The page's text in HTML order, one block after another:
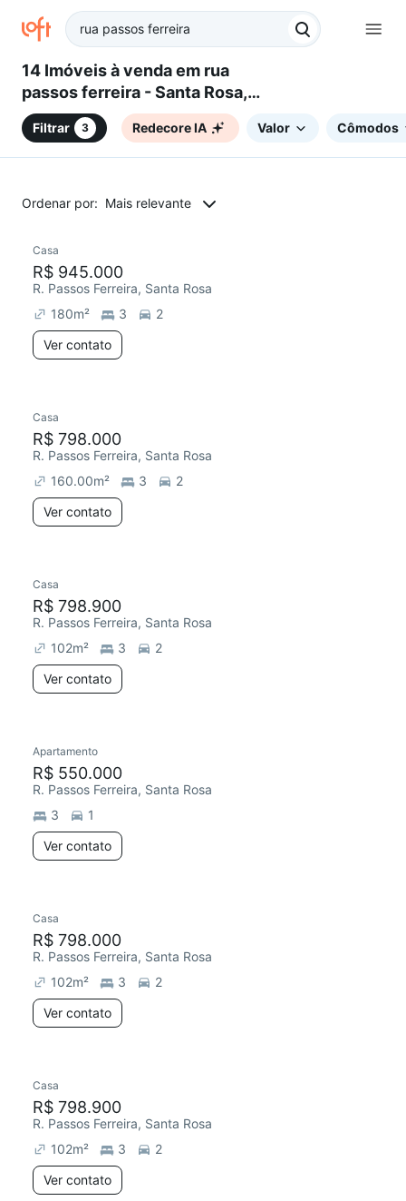
14 Imóveis à venda em rua
passos ferreira - Santa Rosa,
Belo Horizonte, MG
Filtrar 3 Redecore IA Valor Cômodos
Ordenar por: Mais relevante
Casa
R$ 945.000
R. Passos Ferreira, Santa Rosa
180m² 3
2
Ver contato
Casa
R$ 798.000
R. Passos Ferreira, Santa Rosa
160.00m² 3
2
Ver contato
Casa
R$ 798.900
R. Passos Ferreira, Santa Rosa
102m² 3
2
Ver contato
Redecorar
Apartamento
R$ 550.000
R. Passos Ferreira, Santa Rosa
3
1
Ver contato
Casa
R$ 798.000
R. Passos Ferreira, Santa Rosa
102m² 3
2
Ver contato
Casa
R$ 798.900
R. Passos Ferreira, Santa Rosa
102m² 3
2
Ver contato